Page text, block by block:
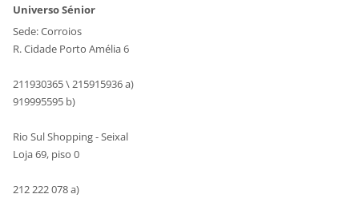
Universo Sénior
Sede: Corroios
R. Cidade Porto Amélia 6
211930365 \ 215915936 a)
919995595 b)
Rio Sul Shopping - Seixal
Loja 69, piso 0
212 222 078 a)